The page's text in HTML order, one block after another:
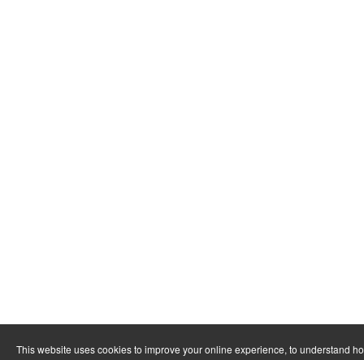
This website uses cookies to improve your online experience, to understand